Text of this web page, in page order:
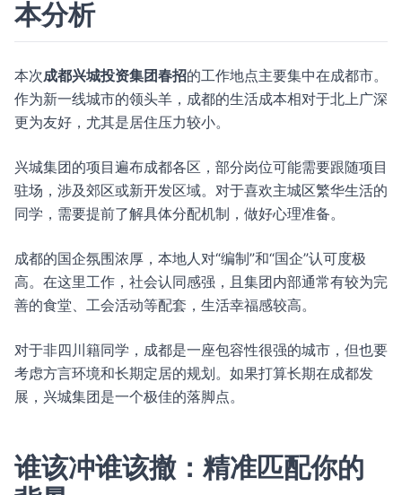
本分析
本次成都兴城投资集团春招的工作地点主要集中在成都市。
作为新一线城市的领头羊，成都的生活成本相对于北上广深
更为友好，尤其是居住压力较小。
兴城集团的项目遍布成都各区，部分岗位可能需要跟随项目
驻场，涉及郊区或新开发区域。对于喜欢主城区繁华生活的
同学，需要提前了解具体分配机制，做好心理准备。
成都的国企氛围浓厚，本地人对“编制”和“国企”认可度极
高。在这里工作，社会认同感强，且集团内部通常有较为完
善的食堂、工会活动等配套，生活幸福感较高。
对于非四川籍同学，成都是一座包容性很强的城市，但也要
考虑方言环境和长期定居的规划。如果打算长期在成都发
展，兴城集团是一个极佳的落脚点。
谁该冲谁该撤：精准匹配你的